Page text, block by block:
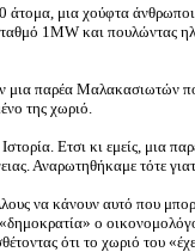
μια χούφτα
1MW και πουλώντας
παρέα Μαλακασιωτών
της χωριό.
Ιστορία. Ετσι κι εμείς,
Αναρωτηθήκαμε τότε
να κάνουν αυτό που
ο
ότι το χωριό του